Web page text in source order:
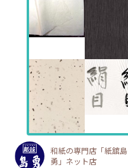
和紙の専門店「紙舘島
勇」ネット店